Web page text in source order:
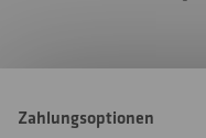
Zahlungsoptionen